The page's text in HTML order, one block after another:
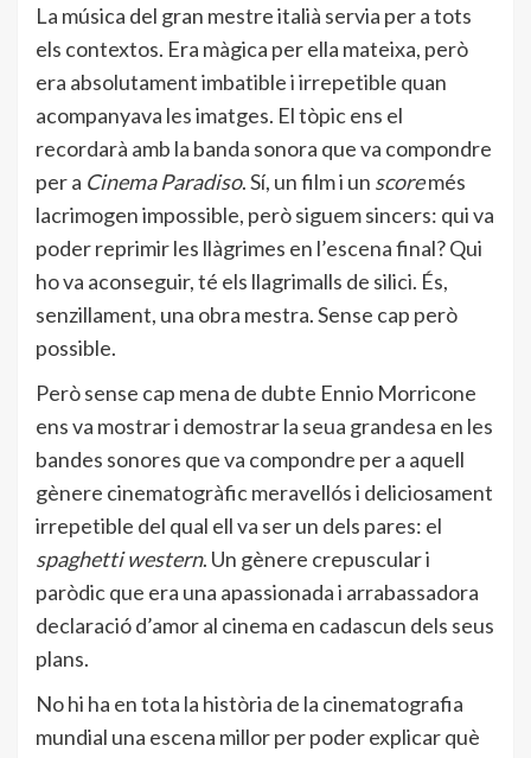
La música del gran mestre italià servia per a tots
els contextos. Era màgica per ella mateixa, però
era absolutament imbatible i irrepetible quan
acompanyava les imatges. El tòpic ens el
recordarà amb la banda sonora que va compondre
per a Cinema Paradiso. Sí, un film i un scoremés
lacrimogen impossible, però siguem sincers: qui va
poder reprimir les llàgrimes en l’escena final? Qui
ho va aconseguir, té els llagrimalls de silici. És,
senzillament, una obra mestra. Sense cap però
possible.
Però sense cap mena de dubte Ennio Morricone
ens va mostrar i demostrar la seua grandesa en les
bandes sonores que va compondre per a aquell
gènere cinematogràfic meravellós i deliciosament
irrepetible del qual ell va ser un dels pares: el
spaghetti western. Un gènere crepuscular i
paròdic que era una apassionada i arrabassadora
declaració d’amor al cinema en cadascun dels seus
plans.
No hi ha en tota la història de la cinematografia
mundial una escena millor per poder explicar què